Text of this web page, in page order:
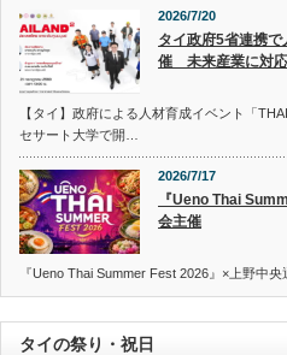
2026/7/20
タイ政府5省連携
催 未来産業に対
【タイ】政府による人材育成イベント「
セサート大学で開…
2026/7/17
『Ueno Thai
会主催
『Ueno Thai Summer Fest 2026』×上野中
タイの祭り・祝日